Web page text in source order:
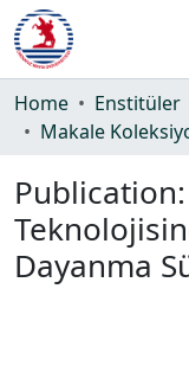
Communities &
Statistics
Guide
Home Enstitüler
Makale
Publication:
Dayanma